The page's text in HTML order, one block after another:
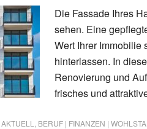
Die Fassade Ihres
sehen. Eine
Wert Ihrer Immobilie
hinterlassen. In
Renovierung und
frisches und
AKTUELL BERUF | FINANZEN |